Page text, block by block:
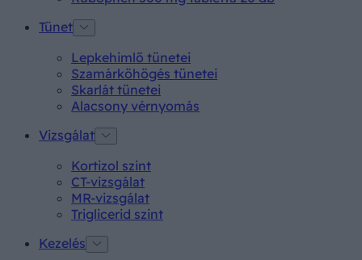
Tünet
Lepkehimlő tünetei
Szamárköhögés tünetei
Skarlát tünetei
Alacsony vérnyomás
Vizsgálat
Kortizol szint
CT-vizsgálat
MR-vizsgálat
Triglicerid szint
Kezelés